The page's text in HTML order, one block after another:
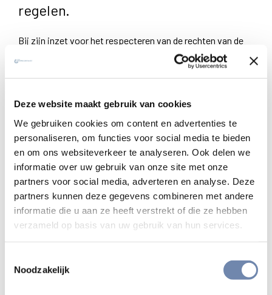
Deze website maakt gebruik van cookies
We gebruiken cookies om content en advertenties te
personaliseren, om functies voor social media te bieden
en om ons websiteverkeer te analyseren. Ook delen we
informatie over uw gebruik van onze site met onze
partners voor social media, adverteren en analyse. Deze
partners kunnen deze gegevens combineren met andere
informatie die u aan ze heeft verstrekt of die ze hebben
verzameld op basis van uw gebruik van hun services.
Noodzakelijk
regelen.
Bij zijn inzet voor het respecteren van de rechten van de
vluchtelingen zal Jesuit Refugee Service (JRS) zich
toespitsen op volgende krachtlijnen: veilige en wettelijke
als maatregel in het migratiebeleid, het promoten van
alternatieven voor detentie van migranten en de
maatschappelijke integratie van de vluchtelingen.
Dit kan levens redden
Het recht om een asielaanvraag in te dienen is een
grondrecht dat door alle Europese landen werd erkend.
meeste kandidaat-vluchtelingen zich aan criminele
Kandidaat-vluchtelingen lijden enorm op die
onregelmatige wegen in Afrika, op de Balkan en op de